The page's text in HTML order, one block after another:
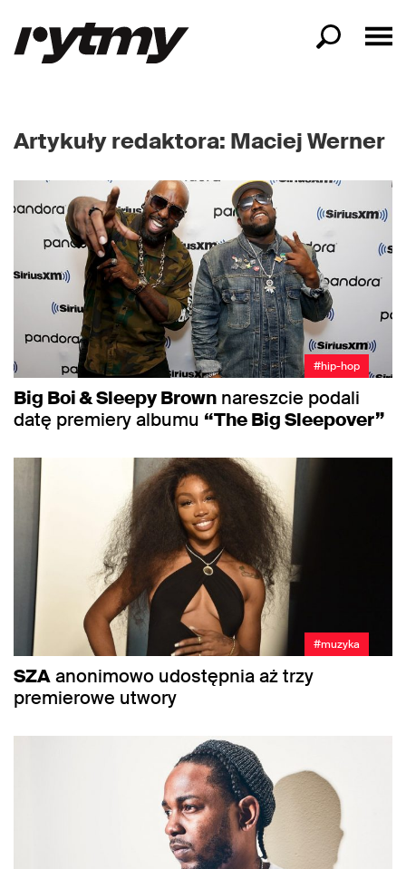
Artykuły redaktora: Maciej Werner
#hip-hop
Big Boi & Sleepy Brown nareszcie podali
datę premiery albumu “The Big Sleepover”
#muzyka
SZAanonimowo udostępnia aż trzy
premierowe utwory